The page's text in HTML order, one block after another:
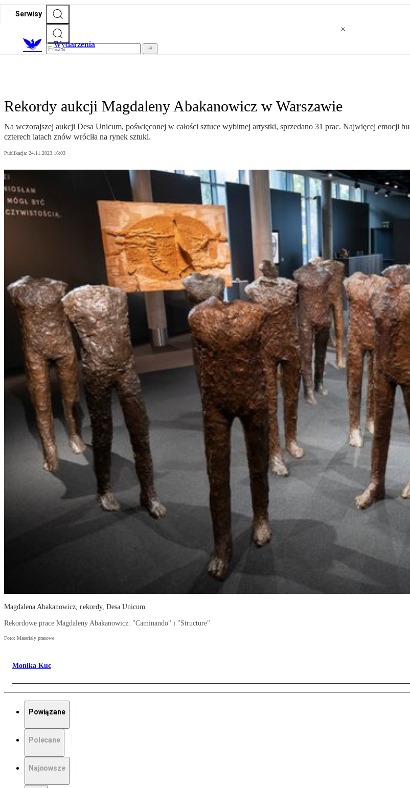
Serwisy
Wydarzenia
Rekordy aukcji Magdaleny Abakanowicz w Warszawie
Na wczorajszej aukcji Desa Unicum, poświęconej w całości sztuce wybitnej artystki, sprzedano 31 prac. Najwięcej emocji
czterech latach znów wróciła na rynek sztuki.
Publikacja: 24.11.2023 16:03
Magdalena Abakanowicz, rekordy, Desa Unicum
Rekordowe prace Magdaleny Abakanowicz: "Caminando" i "Structure"
Foto: Materiały prasowe
Monika Kuc
Powiązane
Polecane
Najnowsze